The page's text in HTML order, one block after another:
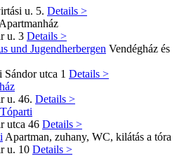
u. 5. Details >
Apartmanház
u. 3 Details >
und Jugendherbergen Vendégház és
utca 1 Details >
u. 46. Details >
utca 46 Details >
Apartman, zuhany, WC, kilátás a tóra
u. 10 Details >